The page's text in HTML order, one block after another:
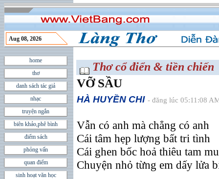
Aug 08, 2026
home
thơ
danh sách tác giả
nhạc
truyện ngắn
biên khảo,phê bình
điểm sách
phỏng vấn
quan điểm
sinh hoạt văn học
Thơ cổ điển & tiền chiến
VỠ SẦU
HÀ HUYỀN CHI - đăng lúc 05:11:08
Vẫn có anh mà chẳng có anh
Cái tâm hẹp lượng bất tri tình
Cái ghen bốc hoả thiêu tam
Chuyện nhỏ từng em dấy lửa